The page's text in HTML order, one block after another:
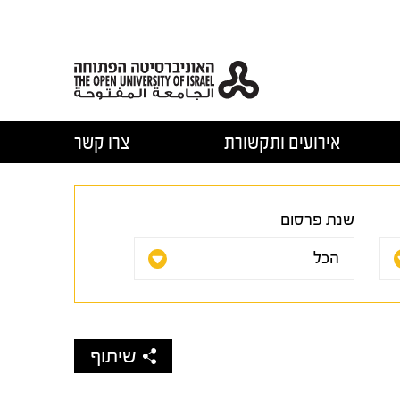
אירועים ותקשורת צרו קשר
שנת פרסום
שיתוף